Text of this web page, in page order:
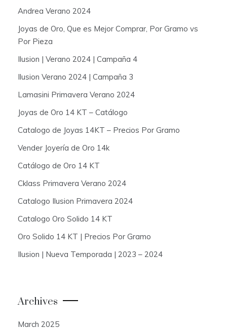
Andrea Verano 2024
Joyas de Oro, Que es Mejor Comprar, Por Gramo vs
Por Pieza
Ilusion | Verano 2024 | Campaña 4
Ilusion Verano 2024 | Campaña 3
Lamasini Primavera Verano 2024
Joyas de Oro 14 KT – Catálogo
Catalogo de Joyas 14KT – Precios Por Gramo
Vender Joyería de Oro 14k
Catálogo de Oro 14 KT
Cklass Primavera Verano 2024
Catalogo Ilusion Primavera 2024
Catalogo Oro Solido 14 KT
Oro Solido 14 KT | Precios Por Gramo
Ilusion | Nueva Temporada | 2023 – 2024
Archives
March 2025